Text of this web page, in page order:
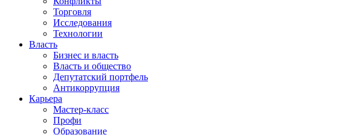
Торговля
Исследования
Технологии
Власть
Бизнес и власть
Власть и общество
Депутатский портфель
Антикоррупция
Карьера
Мастер-класс
Профи
Образование